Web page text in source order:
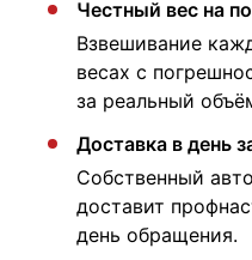
Честный вес на
Взвешивание
весах с
за реальный
Доставка в день
Собственный
доставит
день обращения.